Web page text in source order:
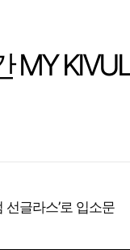
의서 "AI 발전 혜택, 전
MY
글라스’로 입소문